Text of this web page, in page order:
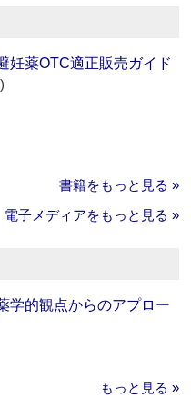
妊薬OTC適正販売ガイド
書籍をもっと見る »
電子メディアをもっと見る »
学的観点からのアプロー
もっと見る »